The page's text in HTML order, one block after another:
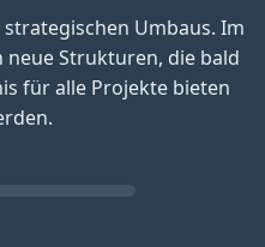
strategischen Umbaus. Im
Strukturen, die bald
für alle Projekte bieten